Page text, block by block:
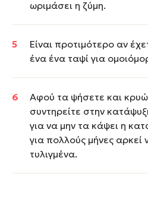
ωριμάσει η ζύμη.
Είναι προτιμότερο αν
ένα ένα ταψί για
Αφού τα ψήσετε και
συντηρείτε στην
για να μην τα κάψει η
για πολλούς μήνες αρκεί
τυλιγμένα.